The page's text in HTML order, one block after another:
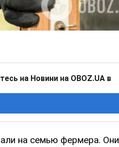
на Новини на OBOZ.UA в
на семью фермера. Они